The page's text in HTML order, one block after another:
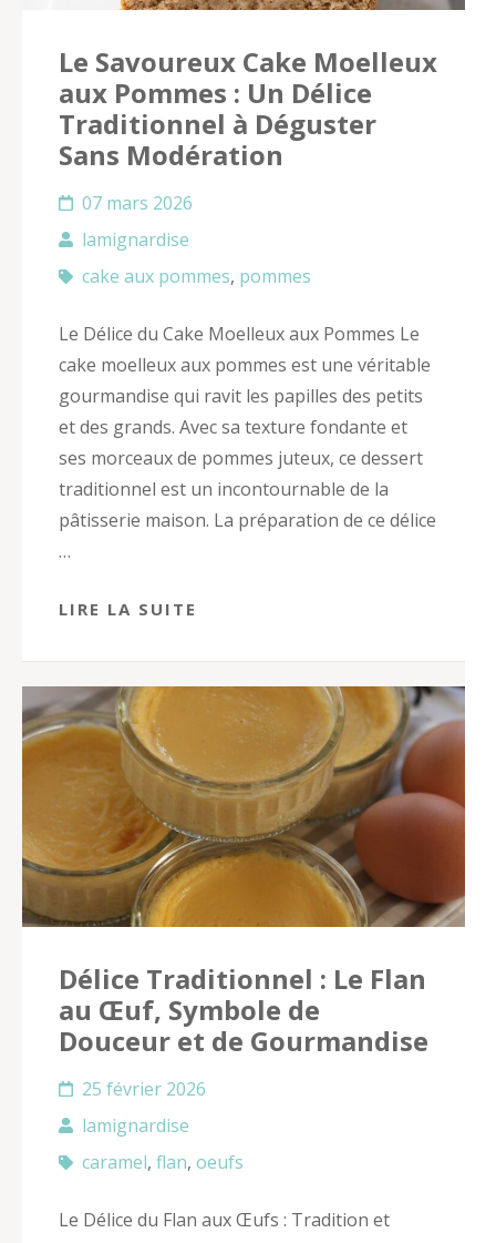
Le Savoureux Cake Moelleux
aux Pommes : Un Délice
Traditionnel à Déguster
Sans Modération
07 mars 2026
lamignardise
cake aux pommes, pommes
Le Délice du Cake Moelleux aux Pommes Le
cake moelleux aux pommes est une véritable
gourmandise qui ravit les papilles des petits
et des grands. Avec sa texture fondante et
ses morceaux de pommes juteux, ce dessert
traditionnel est un incontournable de la
pâtisserie maison. La préparation de ce délice
…
LIRE LA SUITE
Délice Traditionnel : Le Flan
au Œuf, Symbole de
Douceur et de Gourmandise
25 février 2026
lamignardise
caramel, flan, oeufs
Le Délice du Flan aux Œufs : Tradition et